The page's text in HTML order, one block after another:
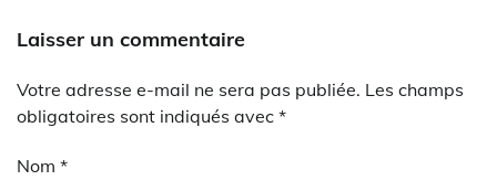
Laisser un commentaire
Votre adresse e-mail ne sera pas publiée. Les champs
obligatoires sont indiqués avec *
Nom *